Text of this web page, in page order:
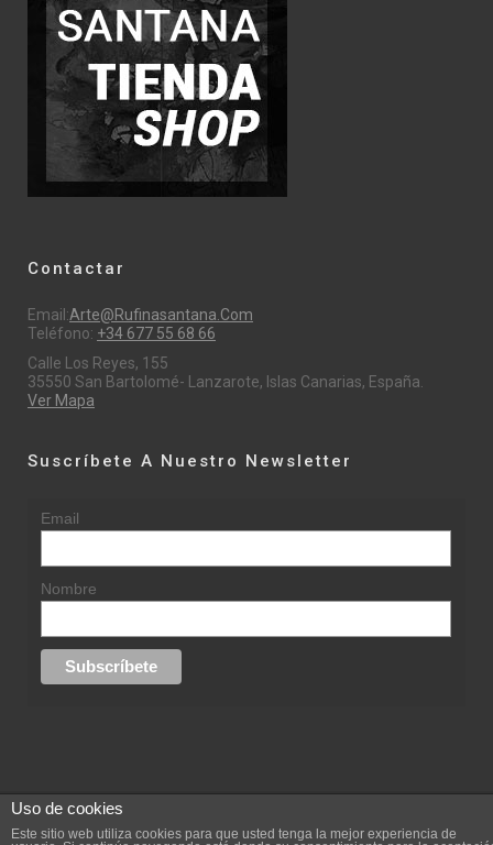
Contactar
Email:Arte@rufinasantana.com
Teléfono: +34 677 55 68 66
Calle Los Reyes, 155
35550 San Bartolomé- Lanzarote, Islas Canarias, España.
Ver Mapa
Suscríbete A Nuestro Newsletter
Email
Nombre
Uso de cookies
Este sitio web utiliza cookies para que usted tenga la mejor experiencia de